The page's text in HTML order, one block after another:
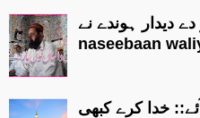
دیدار ہوندے نے||
naseebaan
آئے:: خدا کرے کبھی